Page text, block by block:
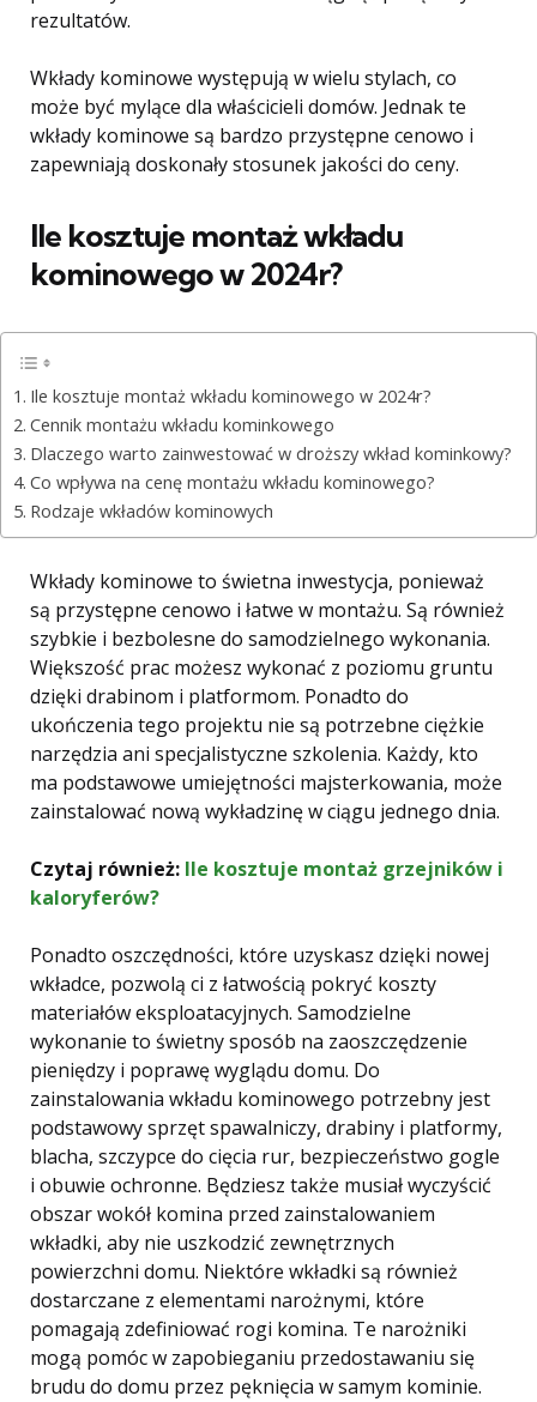
rezultatów.
Wkłady kominowe występują w wielu stylach, co
może być mylące dla właścicieli domów. Jednak te
wkłady kominowe są bardzo przystępne cenowo i
zapewniają doskonały stosunek jakości do ceny.
Ile kosztuje montaż wkładu
kominowego w 2024r?
Ile kosztuje montaż wkładu kominowego w 2024r?
Cennik montażu wkładu kominkowego
Dlaczego warto zainwestować w droższy wkład kominkowy?
Co wpływa na cenę montażu wkładu kominowego?
Rodzaje wkładów kominowych
Wkłady kominowe to świetna inwestycja, ponieważ
są przystępne cenowo i łatwe w montażu. Są również
szybkie i bezbolesne do samodzielnego wykonania.
Większość prac możesz wykonać z poziomu gruntu
dzięki drabinom i platformom. Ponadto do
ukończenia tego projektu nie są potrzebne ciężkie
narzędzia ani specjalistyczne szkolenia. Każdy, kto
ma podstawowe umiejętności majsterkowania, może
zainstalować nową wykładzinę w ciągu jednego dnia.
Czytaj również: Ile kosztuje montaż grzejników i
kaloryferów?
Ponadto oszczędności, które uzyskasz dzięki nowej
wkładce, pozwolą ci z łatwością pokryć koszty
materiałów eksploatacyjnych. Samodzielne
wykonanie to świetny sposób na zaoszczędzenie
pieniędzy i poprawę wyglądu domu. Do
zainstalowania wkładu kominowego potrzebny jest
podstawowy sprzęt spawalniczy, drabiny i platformy,
blacha, szczypce do cięcia rur, bezpieczeństwo gogle
i obuwie ochronne. Będziesz także musiał wyczyścić
obszar wokół komina przed zainstalowaniem
wkładki, aby nie uszkodzić zewnętrznych
powierzchni domu. Niektóre wkładki są również
dostarczane z elementami narożnymi, które
pomagają zdefiniować rogi komina. Te narożniki
mogą pomóc w zapobieganiu przedostawaniu się
brudu do domu przez pęknięcia w samym kominie.